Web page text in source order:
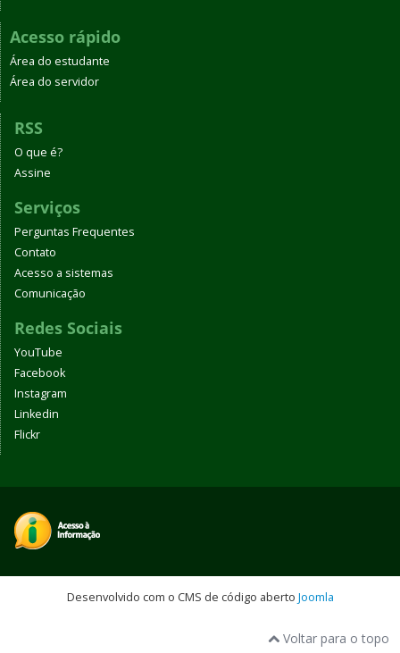
Acesso rápido
Área do estudante
Área do servidor
RSS
O que é?
Assine
Serviços
Perguntas Frequentes
Contato
Acesso a sistemas
Comunicação
Redes Sociais
YouTube
Facebook
Instagram
Linkedin
Flickr
Desenvolvido com o CMS de código aberto Joomla
Voltar para o topo